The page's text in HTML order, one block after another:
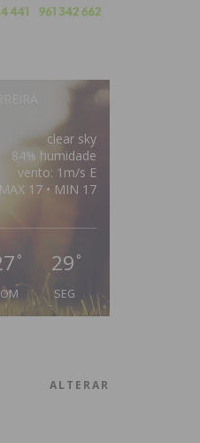
clear sky
84% humidade
vento: 1m/s E
MAX 17 • MIN 17
° 29 °
SEG
ALTERAR